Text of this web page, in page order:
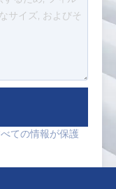
ての情報が保護